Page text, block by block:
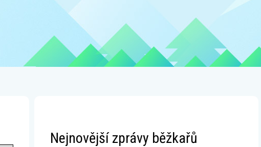
Nejnovější zprávy běžkařů